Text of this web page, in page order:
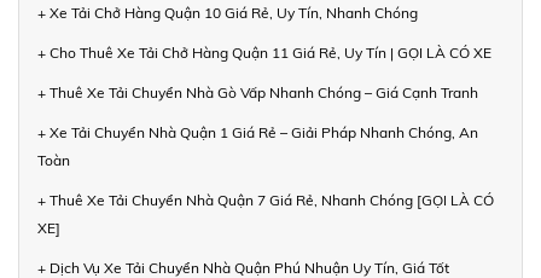
+ Xe Tải Chở Hàng Quận 10 Giá Rẻ, Uy Tín, Nhanh Chóng
+ Cho Thuê Xe Tải Chở Hàng Quận 11 Giá Rẻ, Uy Tín | GỌI LÀ CÓ XE
+ Thuê Xe Tải Chuyển Nhà Gò Vấp Nhanh Chóng – Giá Cạnh Tranh
+ Xe Tải Chuyển Nhà Quận 1 Giá Rẻ – Giải Pháp Nhanh Chóng, An
Toàn
+ Thuê Xe Tải Chuyển Nhà Quận 7 Giá Rẻ, Nhanh Chóng [GỌI LÀ CÓ
XE]
+ Dịch Vụ Xe Tải Chuyển Nhà Quận Phú Nhuận Uy Tín, Giá Tốt